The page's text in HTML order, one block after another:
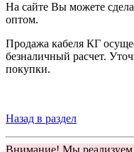
На сайте Вы можете
оптом.
Продажа кабеля КГ
безналичный расчет.
покупки.
Назад в раздел